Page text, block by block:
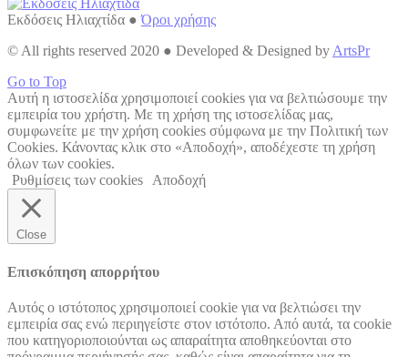
Εκδόσεις Ηλιαχτίδα ●Όροι χρήσης
© All rights reserved 2020 ● Developed & Designed by ArtsPr
Go to Top
Αυτή η ιστοσελίδα χρησιμοποιεί cookies για να βελτιώσουμε την
εμπειρία του χρήστη. Με τη χρήση της ιστοσελίδας μας,
συμφωνείτε με την χρήση cookies σύμφωνα με την Πολιτική των
Cookies. Κάνοντας κλικ στο «Αποδοχή», αποδέχεστε τη χρήση
όλων των cookies.
Ρυθμίσεις των cookies
Αποδοχή
Close
Επισκόπηση απορρήτου
Αυτός ο ιστότοπος χρησιμοποιεί cookie για να βελτιώσει την
εμπειρία σας ενώ περιηγείστε στον ιστότοπο. Από αυτά, τα cookie
που κατηγοριοποιούνται ως απαραίτητα αποθηκεύονται στο